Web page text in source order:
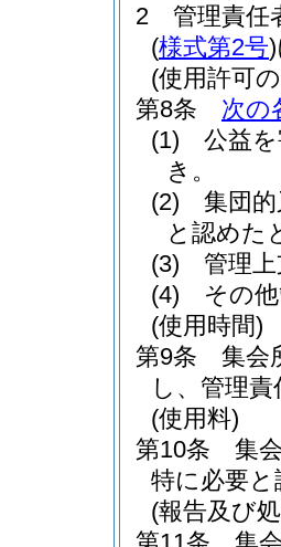
2
管理責任
(様式第2号)
(使用許可
第8条
次の
(1)
公益
き。
(2)
集団
と認めた
(3)
管理
(4)
その
(使用時間)
第9条
集会
し、管理
(使用料)
第10条
集
特に必要
(報告及び